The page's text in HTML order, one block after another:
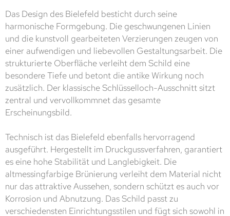
Das Design des Bielefeld besticht durch seine
harmonische Formgebung. Die geschwungenen Linien
und die kunstvoll gearbeiteten Verzierungen zeugen von
einer aufwendigen und liebevollen Gestaltungsarbeit. Die
strukturierte Oberfläche verleiht dem Schild eine
besondere Tiefe und betont die antike Wirkung noch
zusätzlich. Der klassische Schlüsselloch-Ausschnitt sitzt
zentral und vervollkommnet das gesamte
Erscheinungsbild.
Technisch ist das Bielefeld ebenfalls hervorragend
ausgeführt. Hergestellt im Druckgussverfahren, garantiert
es eine hohe Stabilität und Langlebigkeit. Die
altmessingfarbige Brünierung verleiht dem Material nicht
nur das attraktive Aussehen, sondern schützt es auch vor
Korrosion und Abnutzung. Das Schild passt zu
verschiedensten Einrichtungsstilen und fügt sich sowohl in